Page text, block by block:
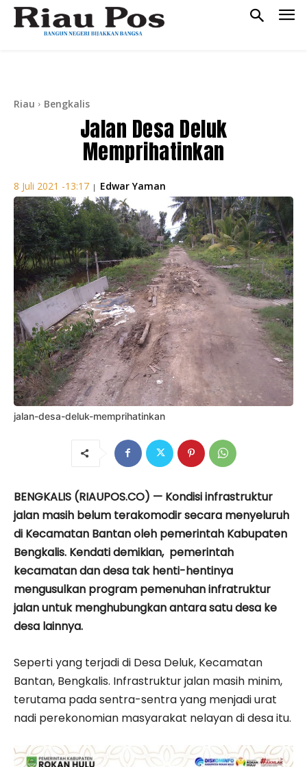
Riau Bengkalis
Jalan Desa Deluk
Memprihatinkan
8 Juli 2021 -13:17 | Edwar Yaman
jalan-desa-deluk-memprihatinkan
BENGKALIS (RIAUPOS.CO) — Kondisi infrastruktur
jalan masih belum terakomodir secara menyeluruh
di Kecamatan Bantan oleh pemerintah Kabupaten
Bengkalis. Kendati demikian, pemerintah
kecamatan dan desa tak henti-hentinya
mengusulkan program pemenuhan infratruktur
jalan untuk menghubungkan antara satu desa ke
desa lainnya.
Seperti yang terjadi di Desa Deluk, Kecamatan
Bantan, Bengkalis. Infrastruktur jalan masih minim,
terutama pada sentra-sentra yang menjadi urat
nadi perekonomian masyarakat nelayan di desa itu.